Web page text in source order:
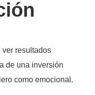
ver resultados
de una inversión
como emocional.